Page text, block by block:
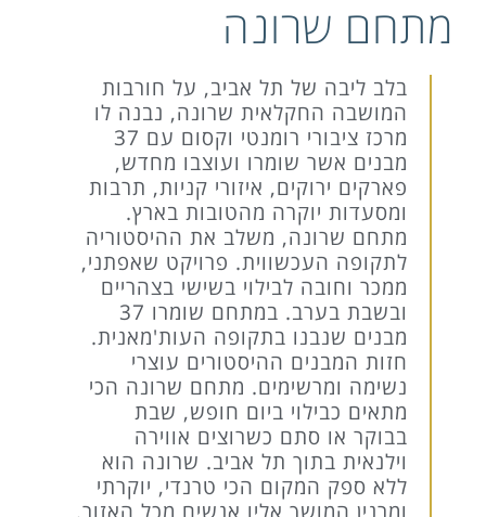
מתחם שרונה
בלב ליבה של תל אביב, על חורבות
המושבה החקלאית שרונה, נבנה לו
מרכז ציבורי רומנטי וקסום עם 37
מבנים אשר שומרו ועוצבו מחדש,
פארקים ירוקים, איזורי קניות, תרבות
ומסעדות יוקרה מהטובות בארץ.
מתחם שרונה, משלב את ההיסטוריה
לתקופה העכשווית. פרויקט שאפתני,
ממכר וחובה לבילוי בשישי בצהריים
ובשבת בערב. במתחם שומרו 37
מבנים שנבנו בתקופה העות'מאנית.
חזות המבנים ההיסטורים עוצרי
נשימה ומרשימים. מתחם שרונה הכי
מתאים כבילוי ביום חופש, שבת
בבוקר או סתם כשרוצים אווירה
וילנאית בתוך תל אביב. שרונה הוא
ללא ספק המקום הכי טרנדי, יוקרתי
ומרנין המושך אליו אנשים מכל האזור.